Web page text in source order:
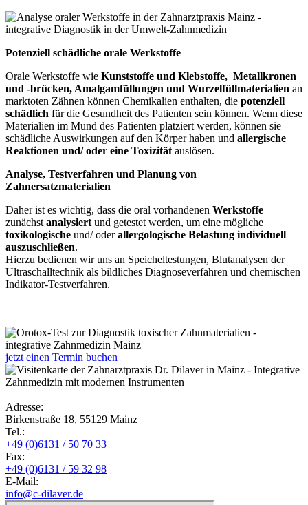
Potenziell schädliche orale Werkstoffe
Orale Werkstoffe wie Kunststoffe und Klebstoffe, Metallkronen
und -brücken, Amalgamfüllungen und Wurzelfüllmaterialien an
marktoten Zähnen können Chemikalien enthalten, die potenziell
schädlich für die Gesundheit des Patienten sein können. Wenn diese
Materialien im Mund des Patienten platziert werden, können sie
schädliche Auswirkungen auf den Körper haben und allergische
Reaktionen und/ oder eine Toxizität auslösen.
Analyse, Testverfahren und Planung von
Zahnersatzmaterialien
Daher ist es wichtig, dass die oral vorhandenen Werkstoffe
zunächst analysiert und getestet werden, um eine mögliche
toxikologische und/ oderallergologische Belastung individuell
auszuschließen.
Hierzu bedienen wir uns an Speicheltestungen, Blutanalysen der
Ultraschalltechnik als bildliches Diagnoseverfahren und chemischen
Indikator-Testverfahren.
jetzt einen Termin buchen
Adresse:
Birkenstraße 18, 55129 Mainz
Tel.:
+49 (0)6131 / 50 70 33
Fax:
+49 (0)6131 / 59 32 98
E-Mail:
info@c-dilaver.de